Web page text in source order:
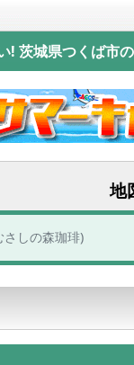
茨城県つくば市
地
しの森珈琲)